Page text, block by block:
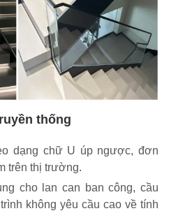
thống
dạng chữ U úp ngược, đơn
trên thị trường.
cho lan can ban công, cầu
không yêu cầu cao về tính